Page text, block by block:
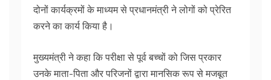
दोनों कार्यक्रमों के माध्यम से प्रधानमंत्री ने लोगों को प्रेरित
करने का कार्य किया है।
मुख्यमंत्री ने कहा कि परीक्षा से पूर्व बच्चों को जिस प्रकार
उनके माता-पिता और परिजनों द्वारा मानसिक रूप से मजबूत